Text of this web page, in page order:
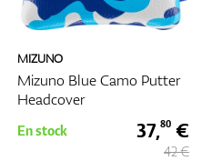
MIZUNO
Mizuno Blue Camo Putter
Headcover
En stock 37,80 €
42 €